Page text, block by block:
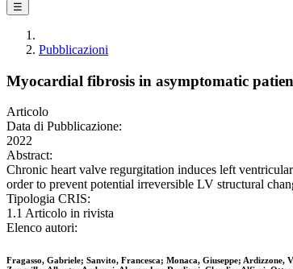
☰
Pubblicazioni
Myocardial fibrosis in asymptomatic
Articolo
Data di Pubblicazione:
2022
Abstract:
Chronic heart valve regurgitation induces left
order to prevent potential irreversible LV structural
Tipologia CRIS:
1.1 Articolo in rivista
Elenco autori:
Fragasso, Gabriele; Sanvito, Francesca; Monaca, Giuseppe;